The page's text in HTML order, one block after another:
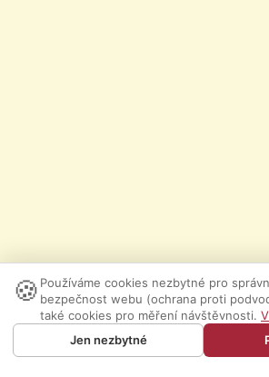
🍪 Používáme cookies nezbytné pro
bezpečnost webu (ochrana proti
také cookies pro měření návštěvnosti.
Jen nezbytné